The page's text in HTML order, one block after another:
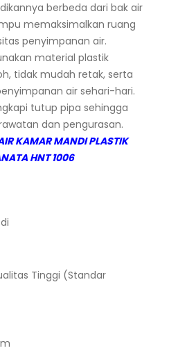
berbeda dari bak air
memaksimalkan ruang
penyimpanan air.
material plastik
tidak mudah retak, serta
air sehari-hari.
tutup pipa sehingga
dan pengurasan.
KAMAR MANDI PLASTIK
HNT 1006
Tinggi (Standar